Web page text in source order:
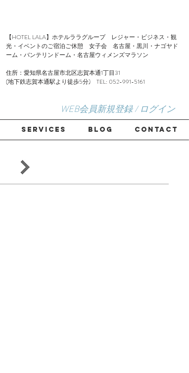
​【HOTEL LALA】ホテルララグループ レジャー・ビジネス・観
光・イベントのご宿泊ご休憩 女子会 名古屋・黒川・ナゴヤド
ーム・バンテリンドーム・名古屋ウィメンズマラソン
住所：愛知県名古屋市北区志賀本通1丁目31
(地下鉄志賀本通駅より徒歩5分) TEL: 052-991-5161
WEB会員新規登録 / ログイン
SERVICES Blog CONTACT